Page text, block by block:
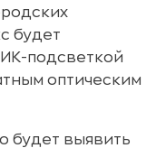
будет
подсветкой
оптическим
будет выявить